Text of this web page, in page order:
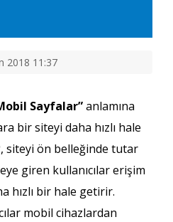
2018 11:37
Sayfalar”anlamına
bir siteyi daha hızlı hale
siteyi ön belleğinde tutar
giren kullanıcılar erişim
hızlı bir hale getirir.
mobil cihazlardan